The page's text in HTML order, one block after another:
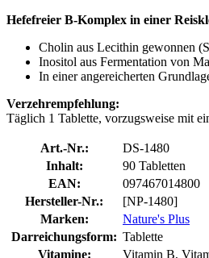
Hefefreier B-Komplex in einer
Cholin aus Lecithin gewonnen
Inositol aus Fermentation von
In einer angereicherten
Verzehrempfehlung:
Täglich 1 Tablette, vorzugsweise mit
Art.-Nr.:
DS-1480
Inhalt:
90 Tabletten
EAN:
097467014800
Hersteller-Nr.:
[NP-1480]
Marken:
Nature's Plus
Darreichungsform: Tablette
Vitamine:
Vitamin B,